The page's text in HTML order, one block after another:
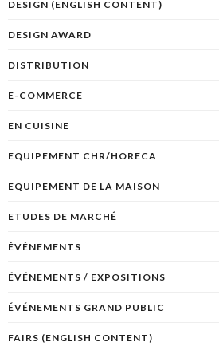
DESIGN (ENGLISH CONTENT)
DESIGN AWARD
DISTRIBUTION
E-COMMERCE
EN CUISINE
EQUIPEMENT CHR/HORECA
EQUIPEMENT DE LA MAISON
ETUDES DE MARCHÉ
ÉVÉNEMENTS
ÉVÉNEMENTS / EXPOSITIONS
ÉVÉNEMENTS GRAND PUBLIC
FAIRS (ENGLISH CONTENT)